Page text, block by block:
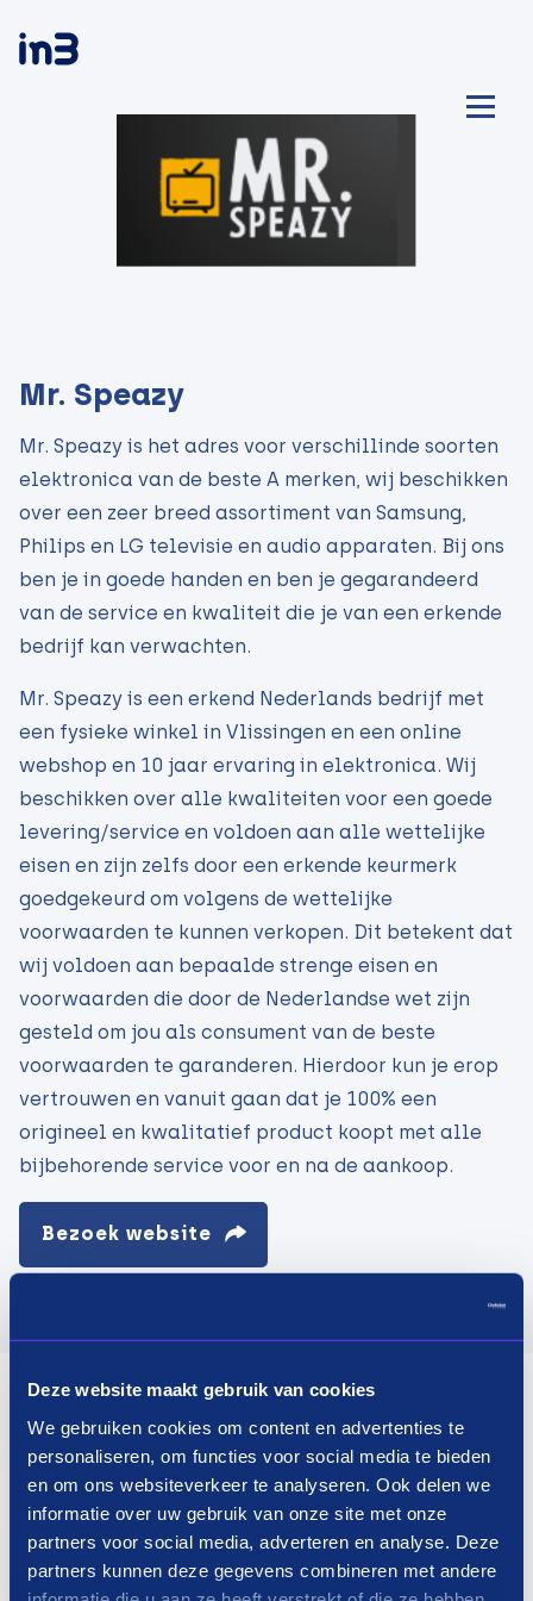
Deze website maakt gebruik van cookies
We gebruiken cookies om content en advertenties te
personaliseren, om functies voor social media te bieden
en om ons websiteverkeer te analyseren. Ook delen we
informatie over uw gebruik van onze site met onze
partners voor social media, adverteren en analyse. Deze
partners kunnen deze gegevens combineren met andere
Mr. Speazy
Mr. Speazy is het adres voor verschillinde soorten
elektronica van de beste A merken, wij beschikken
over een zeer breed assortiment van Samsung,
Philips en LG televisie en audio apparaten. Bij ons
ben je in goede handen en ben je gegarandeerd
van de service en kwaliteit die je van een erkende
bedrijf kan verwachten.
Mr. Speazy is een erkend Nederlands bedrijf met
een fysieke winkel in Vlissingen en een online
webshop en 10 jaar ervaring in elektronica. Wij
beschikken over alle kwaliteiten voor een goede
levering/service en voldoen aan alle wettelijke
eisen en zijn zelfs door een erkende keurmerk
goedgekeurd om volgens de wettelijke
voorwaarden te kunnen verkopen. Dit betekent dat
wij voldoen aan bepaalde strenge eisen en
voorwaarden die door de Nederlandse wet zijn
gesteld om jou als consument van de beste
voorwaarden te garanderen. Hierdoor kun je erop
vertrouwen en vanuit gaan dat je 100% een
origineel en kwalitatief product koopt met alle
bijbehorende service voor en na de aankoop.
Bezoek website